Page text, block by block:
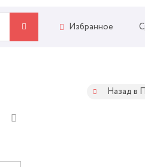
Избранное
Назад в